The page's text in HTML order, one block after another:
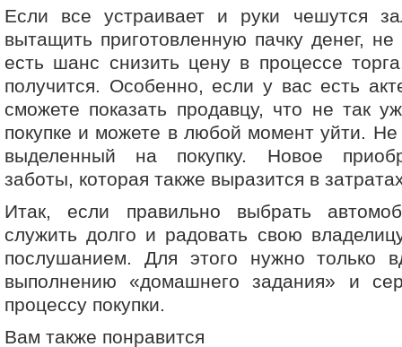
Если все устраивает и руки чешутся
вытащить приготовленную пачку денег, не
есть шанс снизить цену в процессе
получится. Особенно, если у вас есть
сможете показать продавцу, что не так
покупке и можете в любой момент уйти.
выделенный на покупку. Новое
заботы, которая также выразится в
Итак, если правильно выбрать
служить долго и радовать свою
послушанием. Для этого нужно только
выполнению «домашнего задания» и
процессу покупки.
Вам также понравится